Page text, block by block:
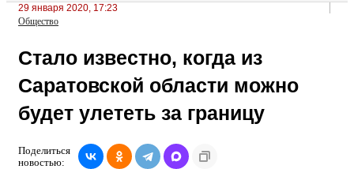
29 января 2020, 17:23
Общество
Стало известно, когда из
Саратовской области можно
будет улететь за границу
Поделиться
новостью: